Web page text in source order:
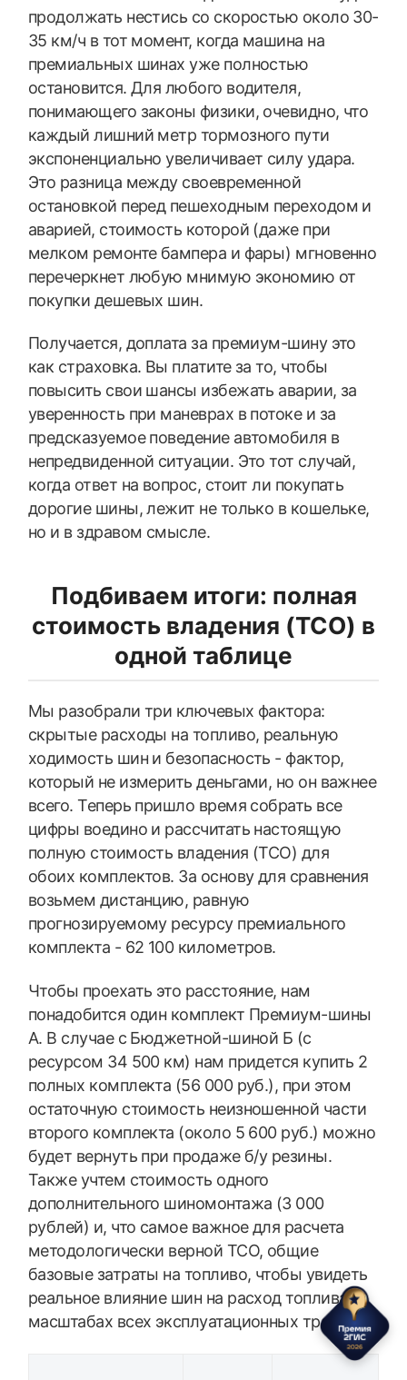
продолжать нестись со скоростью около 30-
35 км/ч в тот момент, когда машина на
премиальных шинах уже полностью
остановится. Для любого водителя,
понимающего законы физики, очевидно, что
каждый лишний метр тормозного пути
экспоненциально увеличивает силу удара.
Это разница между своевременной
остановкой перед пешеходным переходом и
аварией, стоимость которой (даже при
мелком ремонте бампера и фары) мгновенно
перечеркнет любую мнимую экономию от
покупки дешевых шин.
Получается, доплата за премиум-шину это
как страховка. Вы платите за то, чтобы
повысить свои шансы избежать аварии, за
уверенность при маневрах в потоке и за
предсказуемое поведение автомобиля в
непредвиденной ситуации. Это тот случай,
когда ответ на вопрос, стоит ли покупать
дорогие шины, лежит не только в кошельке,
но и в здравом смысле.
Подбиваем итоги: полная
стоимость владения (TCO) в
одной таблице
Мы разобрали три ключевых фактора:
скрытые расходы на топливо, реальную
ходимость шин и безопасность - фактор,
который не измерить деньгами, но он важнее
всего. Теперь пришло время собрать все
цифры воедино и рассчитать настоящую
полную стоимость владения (TCO) для
обоих комплектов. За основу для сравнения
возьмем дистанцию, равную
прогнозируемому ресурсу премиального
комплекта - 62 100 километров.
Чтобы проехать это расстояние, нам
понадобится один комплект Премиум-шины
А. В случае с Бюджетной-шиной Б (с
ресурсом 34 500 км) нам придется купить 2
полных комплекта (56 000 руб.), при этом
остаточную стоимость неизношенной части
второго комплекта (около 5 600 руб.) можно
будет вернуть при продаже б/у резины.
Также учтем стоимость одного
дополнительного шиномонтажа (3 000
рублей) и, что самое важное для расчета
методологически верной TCO, общие
базовые затраты на топливо, чтобы увидеть
реальное влияние шин на расход топлива в
масштабах всех эксплуатационных трат.